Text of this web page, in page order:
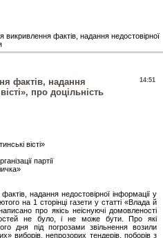
фактів, надання недостовірної
14:51
фактів, надання
про доцільність
вісті»
партії
надання недостовірної інформації у
на 1 сторінці газети у статті «Влада й
про якісь неіснуючі домовленості
не було, і не може бути. Про які
дня під погрозами звільнення возили
виборів, непрозорих тендерів, поборів з